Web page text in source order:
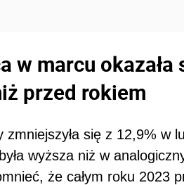
w marcu
przed rokiem
zmniejszyła się z 12,9% w
wyższa niż w
że całym roku 2023